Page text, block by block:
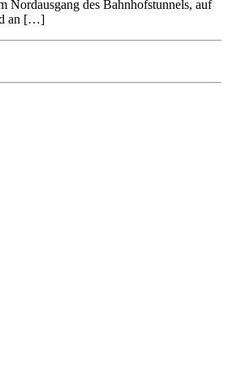
Nordausgang des Bahnhofstunnels, auf
an […]